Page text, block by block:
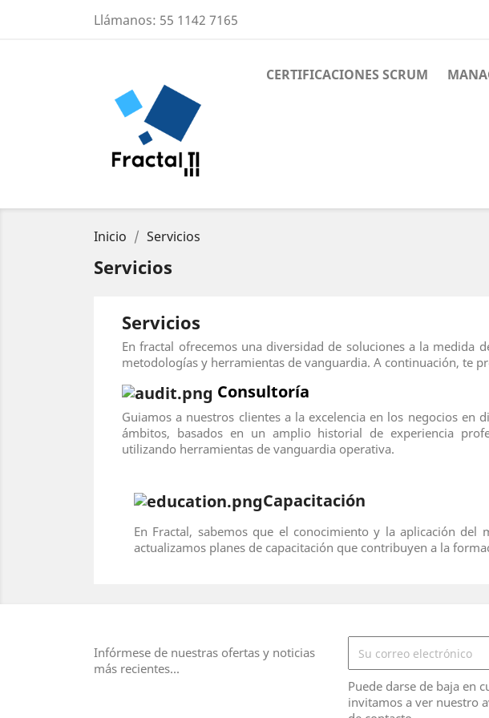
Llámanos: 55 1142 7165
CERTIFICACIONES SCRUM
Inicio Servicios
Servicios
Servicios
En fractal ofrecemos una diversidad de soluciones a la medida
metodologías y herramientas de vanguardia. A continuación, te
Consultoría
Guiamos a nuestros clientes a la excelencia en los negocios en
ámbitos, basados en un amplio historial de experiencia
utilizando herramientas de vanguardia operativa.
Capacitación
En Fractal, sabemos que el conocimiento y la aplicación
actualizamos planes de capacitación que contribuyen a la
Infórmese de nuestras ofertas y noticias
más recientes...
Puede darse de baja en
invitamos a ver nuestro